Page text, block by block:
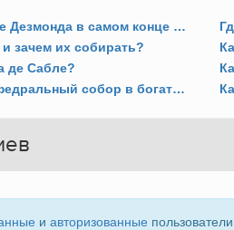
Что делать в комнате Дезмонда в самом конце игры?
зачем их собирать?
де Сабле?
Как забраться на кафедральный собор в богатом районе Акры?
и авторизованные